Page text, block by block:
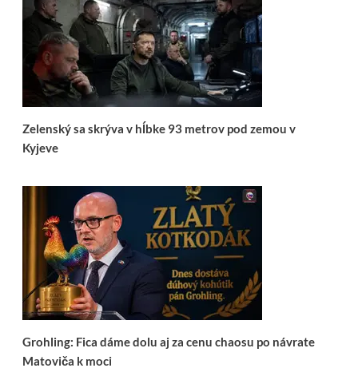
Zelenský sa skrýva v hĺbke 93 metrov pod zemou v
Kyjeve
Grohling: Fica dáme dolu aj za cenu chaosu po návrate
Matoviča k moci